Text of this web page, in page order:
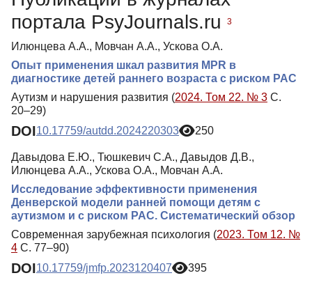
портала PsyJournals.ru
3
Илюнцева А.А., Мовчан А.А., Ускова О.А.
Опыт применения шкал развития MPR в
диагностике детей раннего возраста с риском РАС
Аутизм и нарушения развития (2024. Том 22. № 3 С.
20–29)
DOI10.17759/autdd.2024220303 250
Давыдова Е.Ю., Тюшкевич С.А., Давыдов Д.В.,
Илюнцева А.А., Ускова О.А., Мовчан А.А.
Исследование эффективности применения
Денверской модели ранней помощи детям с
аутизмом и с риском РАС. Систематический обзор
Современная зарубежная психология (2023. Том 12. №
4 С. 77–90)
DOI10.17759/jmfp.2023120407 395